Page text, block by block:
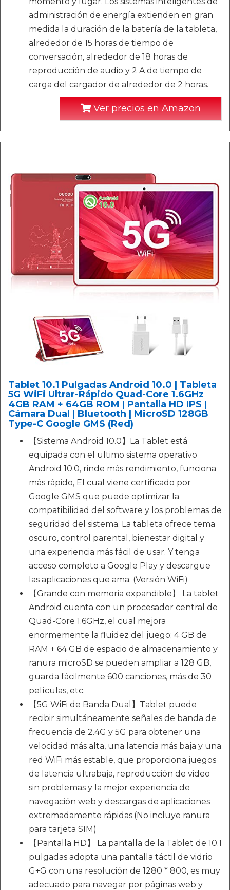
administración de energía extienden en gran
medida la duración de la batería de la tableta,
alrededor de 15 horas de tiempo de
conversación, alrededor de 18 horas de
reproducción de audio y 2 A de tiempo de
carga del cargador de alrededor de 2 horas.
Ver precios en Amazon
Tablet 10.1 Pulgadas Android 10.0 | Tableta
5G WiFi Ultrar-Rápido Quad-Core 1.6GHz
4GB RAM + 64GB ROM | Pantalla HD IPS |
Cámara Dual | Bluetooth | MicroSD 128GB
Type-C Google GMS (Red)
【Sistema Android 10.0】La Tablet está
equipada con el ultimo sistema operativo
Android 10.0, rinde más rendimiento, funciona
más rápido, El cual viene certificado por
Google GMS que puede optimizar la
compatibilidad del software y los problemas de
seguridad del sistema. La tableta ofrece tema
oscuro, control parental, bienestar digital y
una experiencia más fácil de usar. Y tenga
acceso completo a Google Play y descargue
las aplicaciones que ama. (Versión WiFi)
【Grande con memoria expandible】 La tablet
Android cuenta con un procesador central de
Quad-Core 1.6GHz, el cual mejora
enormemente la fluidez del juego; 4 GB de
RAM + 64 GB de espacio de almacenamiento y
ranura microSD se pueden ampliar a 128 GB,
guarda fácilmente 600 canciones, más de 30
películas, etc.
【5G WiFi de Banda Dual】Tablet puede
recibir simultáneamente señales de banda de
frecuencia de 2.4G y 5G para obtener una
velocidad más alta, una latencia más baja y una
red WiFi más estable, que proporciona juegos
de latencia ultrabaja, reproducción de video
sin problemas y la mejor experiencia de
navegación web y descargas de aplicaciones
extremadamente rápidas.(No incluye ranura
para tarjeta SIM)
【Pantalla HD】 La pantalla de la Tablet de 10.1
pulgadas adopta una pantalla táctil de vidrio
G+G con una resolución de 1280 * 800, es muy
adecuado para navegar por páginas web y